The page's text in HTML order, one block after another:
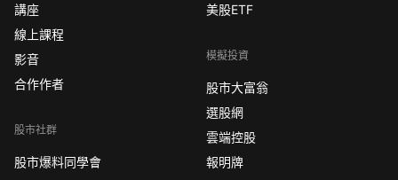
講座
線上課程
影音
合作作者
股市社群
股市爆料同學會
美股ETF
模擬投資
股市大富翁
選股網
雲端控股
報明牌